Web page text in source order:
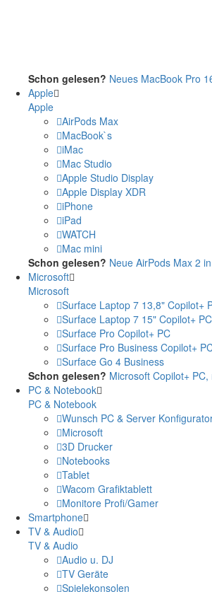
Schon gelesen? Neues MacBook Pro
Apple
Apple
AirPods Max
MacBook`s
iMac
Mac Studio
Apple Studio Display
Apple Display XDR
iPhone
iPad
WATCH
Mac mini
Schon gelesen? Neue AirPods Max 2
Microsoft
Microsoft
Surface Laptop 7 13,8" Copilot+
Surface Laptop 7 15" Copilot+
Surface Pro Copilot+ PC
Surface Pro Business Copilot+
Surface Go 4 Business
Schon gelesen? Microsoft Copilot+
PC & Notebook
PC & Notebook
Wunsch PC & Server
Microsoft
3D Drucker
Notebooks
Tablet
Wacom Grafiktablett
Monitore Profi/Gamer
Smartphone
TV & Audio
TV & Audio
Audio u. DJ
TV Geräte
Spielekonsolen